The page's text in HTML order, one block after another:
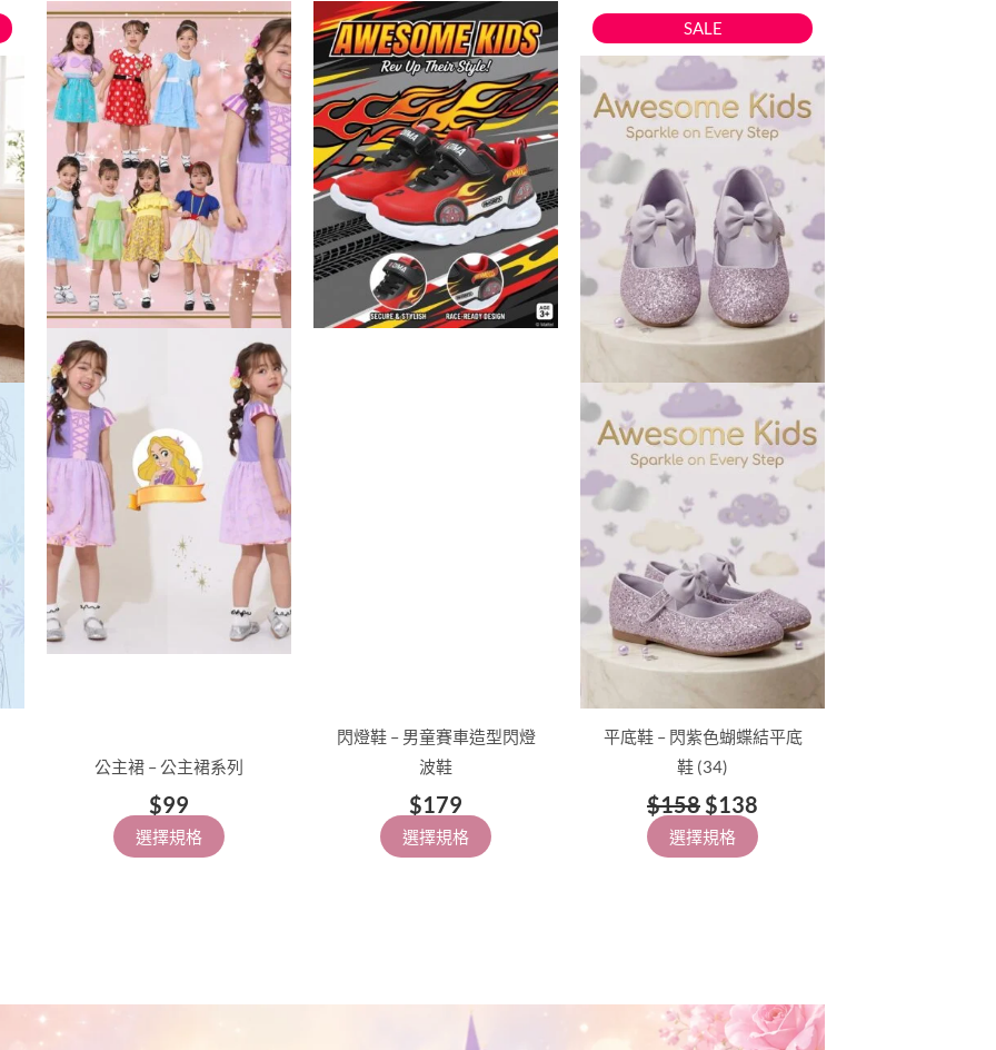
公主裙 – 公主裙系列
$99
選擇規格
此
產
品
有
多
種
款
式。
可
在
產
選
擇
閃燈鞋 – 男童賽車造型閃燈
波鞋
$179
選擇規格
此
產
品
有
多
種
款
式。
可
在
產
SALE
平底鞋 – 閃紫色蝴蝶結平底
鞋 (34)
$158
原
始
價
格：
$158。
$138
目
前
價
格：
$138。
選擇規格
此
產
有
多
種
款
式。
可
在
產
品
選
擇
選